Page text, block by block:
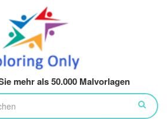
mehr als 50.000 Malvorlagen